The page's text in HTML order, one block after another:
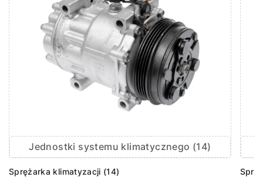
Jednostki systemu klimatycznego (14)
Sprężarka klimatyzacji (14)